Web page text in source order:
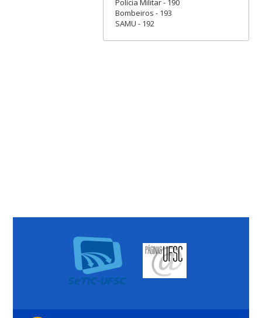
Polícia Militar - 190
Bombeiros - 193
SAMU - 192